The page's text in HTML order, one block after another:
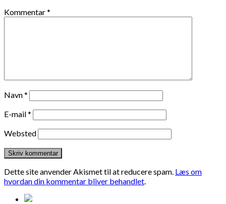
Kommentar*
Navn*
E-mail*
Websted
Dette site anvender Akismet til at reducere spam. Læs om
hvordan din kommentar bliver behandlet.